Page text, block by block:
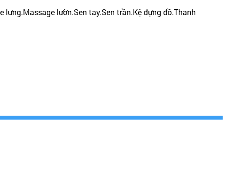
lườn.Sen tay.Sen trần.Kệ đựng đồ.Thanh